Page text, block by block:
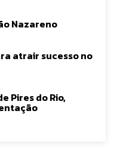
Nazareno
atrair sucesso no
Pires do Rio,